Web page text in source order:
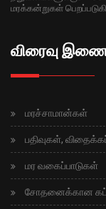
மரக்கன்றுகள்
விரைவு
மரச்சாமான்கள்
பதிவுகள்,
மர வகைப்பாடுகள்
சோதனைக்கான